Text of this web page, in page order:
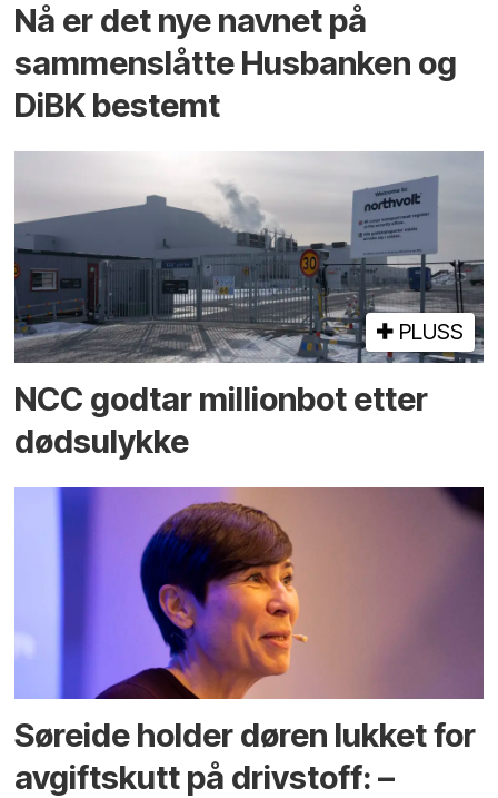
Nå er det nye navnet på
sammenslåtte Husbanken og
DiBK bestemt
PLUSS
NCC godtar millionbot etter
dødsulykke
Søreide holder døren lukket for
avgiftskutt på drivstoff: –